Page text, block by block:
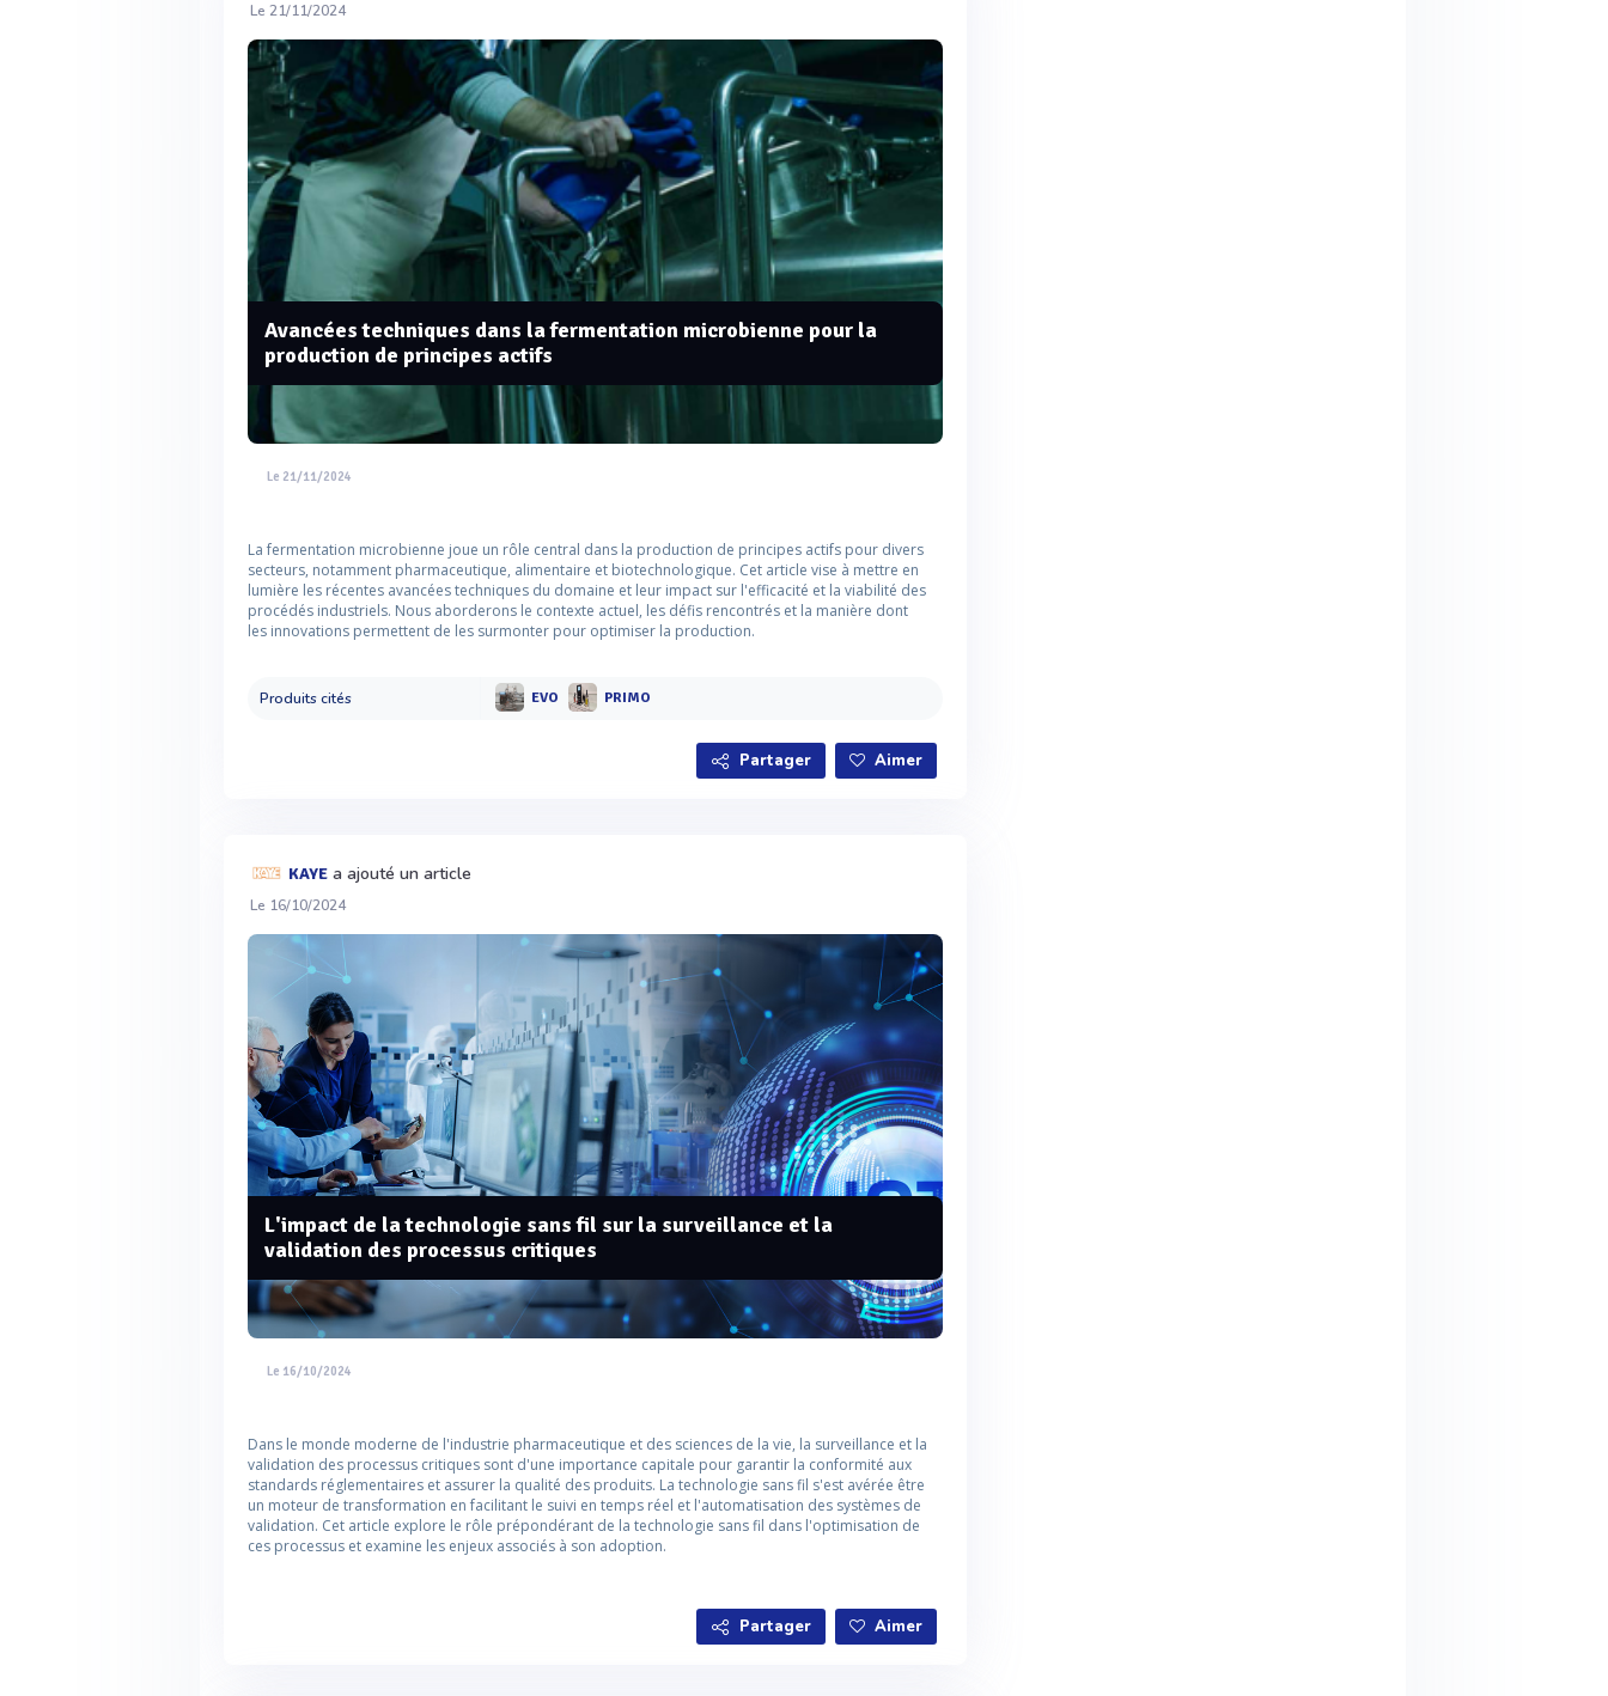
Le 21/11/2024
Avancées techniques dans la fermentation microbienne pour la
production de principes actifs
Le 21/11/2024
La fermentation microbienne joue un rôle central dans la production de principes actifs pour divers
secteurs, notamment pharmaceutique, alimentaire et biotechnologique. Cet article vise à mettre en
lumière les récentes avancées techniques du domaine et leur impact sur l'efficacité et la viabilité des
procédés industriels. Nous aborderons le contexte actuel, les défis rencontrés et la manière dont
les innovations permettent de les surmonter pour optimiser la production.
Produits cités EVO PRIMO
Partager Aimer
KAYE a ajouté un article
Le 16/10/2024
L'impact de la technologie sans fil sur la surveillance et la
validation des processus critiques
Le 16/10/2024
Dans le monde moderne de l'industrie pharmaceutique et des sciences de la vie, la surveillance et la
validation des processus critiques sont d'une importance capitale pour garantir la conformité aux
standards réglementaires et assurer la qualité des produits. La technologie sans fil s'est avérée être
un moteur de transformation en facilitant le suivi en temps réel et l'automatisation des systèmes de
validation. Cet article explore le rôle prépondérant de la technologie sans fil dans l'optimisation de
ces processus et examine les enjeux associés à son adoption.
Partager Aimer